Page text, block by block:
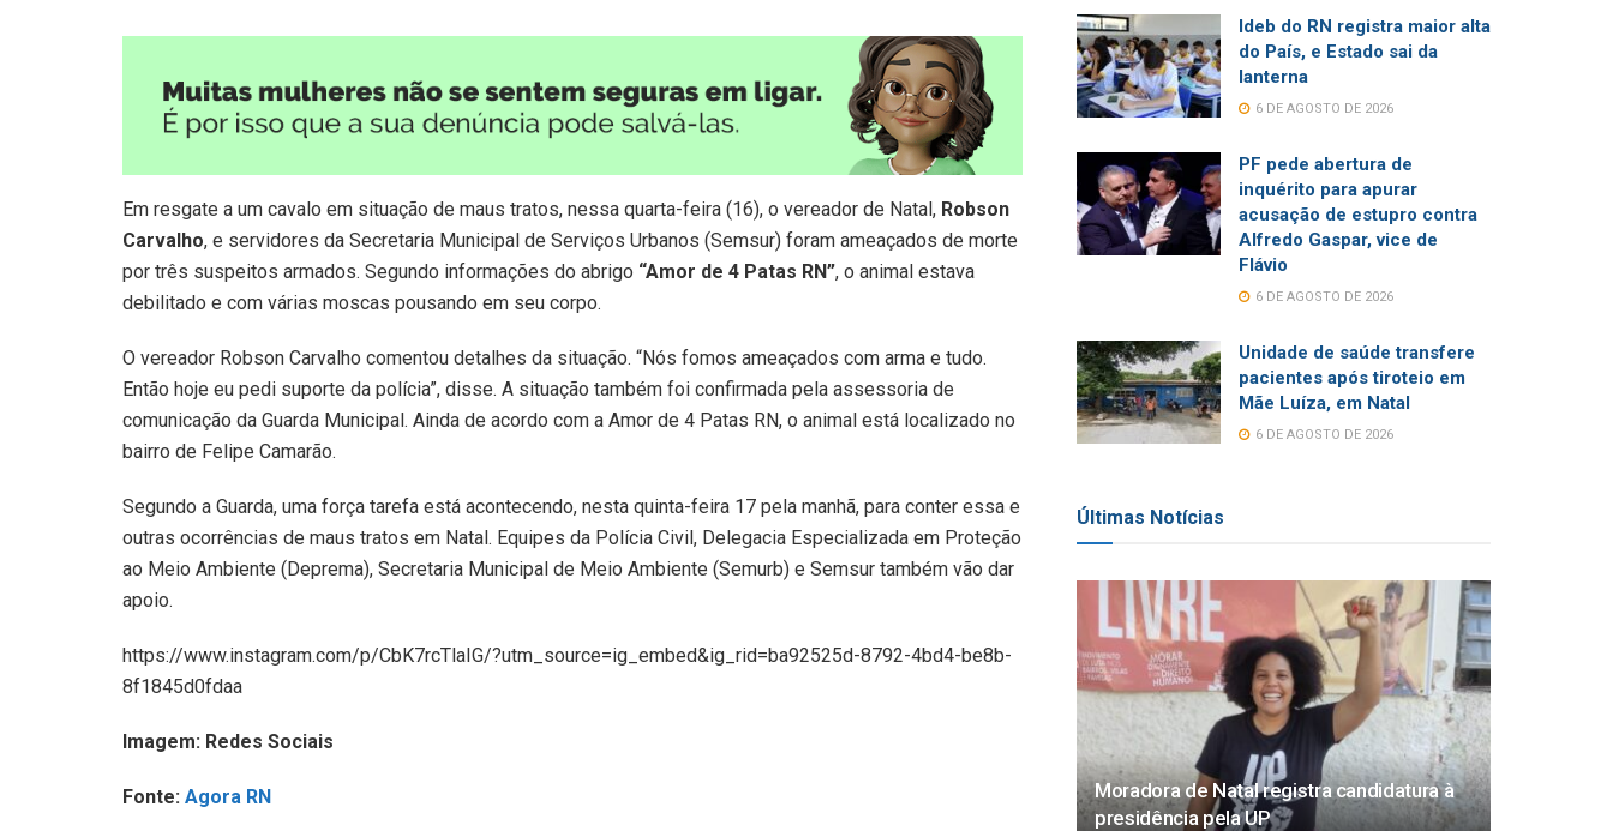
Em resgate a um cavalo em situação de maus tratos, nessa quarta-feira (16), o vereador de Natal, Robson
Carvalho, e servidores da Secretaria Municipal de Serviços Urbanos (Semsur) foram ameaçados de morte
por três suspeitos armados. Segundo informações do abrigo “Amor de 4 Patas RN”, o animal estava
debilitado e com várias moscas pousando em seu corpo.
O vereador Robson Carvalho comentou detalhes da situação. “Nós fomos ameaçados com arma e tudo.
Então hoje eu pedi suporte da polícia”, disse. A situação também foi confirmada pela assessoria de
comunicação da Guarda Municipal. Ainda de acordo com a Amor de 4 Patas RN, o animal está localizado no
bairro de Felipe Camarão.
Segundo a Guarda, uma força tarefa está acontecendo, nesta quinta-feira 17 pela manhã, para conter essa e
outras ocorrências de maus tratos em Natal. Equipes da Polícia Civil, Delegacia Especializada em Proteção
ao Meio Ambiente (Deprema), Secretaria Municipal de Meio Ambiente (Semurb) e Semsur também vão dar
apoio.
https://www.instagram.com/p/CbK7rcTlaIG/?utm_source=ig_embed&ig_rid=ba92525d-8792-4bd4-be8b-
8f1845d0fdaa
Imagem: Redes Sociais
Fonte: Agora RN
Ideb do RN registra maior alta
do País, e Estado sai da
lanterna
6 DE AGOSTO DE 2026
PF pede abertura de
inquérito para apurar
acusação de estupro contra
Alfredo Gaspar, vice de
Flávio
6 DE AGOSTO DE 2026
Unidade de saúde transfere
pacientes após tiroteio em
Mãe Luíza, em Natal
6 DE AGOSTO DE 2026
Últimas Notícias
Moradora de Natal registra candidatura à
presidência pela UP